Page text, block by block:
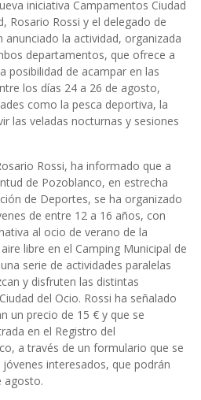
iniciativa Campamentos Ciudad
Rosario Rossi y el delegado de
anunciado la actividad, organizada
departamentos, que ofrece a
posibilidad de acampar en las
los días 24 a 26 de agosto,
como la pesca deportiva, la
las veladas nocturnas y sesiones
Rossi, ha informado que a
de Pozoblanco, en estrecha
de Deportes, se ha organizado
de entre 12 a 16 años, con
al ocio de verano de la
libre en el Camping Municipal de
serie de actividades paralelas
y disfruten las distintas
del Ocio. Rossi ha señalado
un precio de 15 € y que se
en el Registro del
a través de un formulario que se
interesados, que podrán
agosto.